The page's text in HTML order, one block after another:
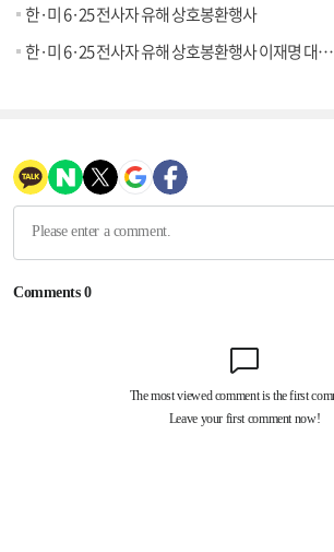
한·미 6·25 전사자 유해 상호봉환행사
한·미 6·25 전사자 유해 상호봉환행사 이재명 대통령 추모사